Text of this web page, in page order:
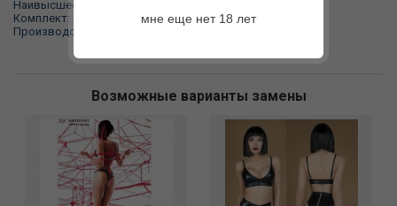
Наивысшее европейское качество.
Комплект: В комплекте: · бюстгалтер · пояс · трусики
Производство: Польша
Возможные варианты замены
мне еще нет 18 лет